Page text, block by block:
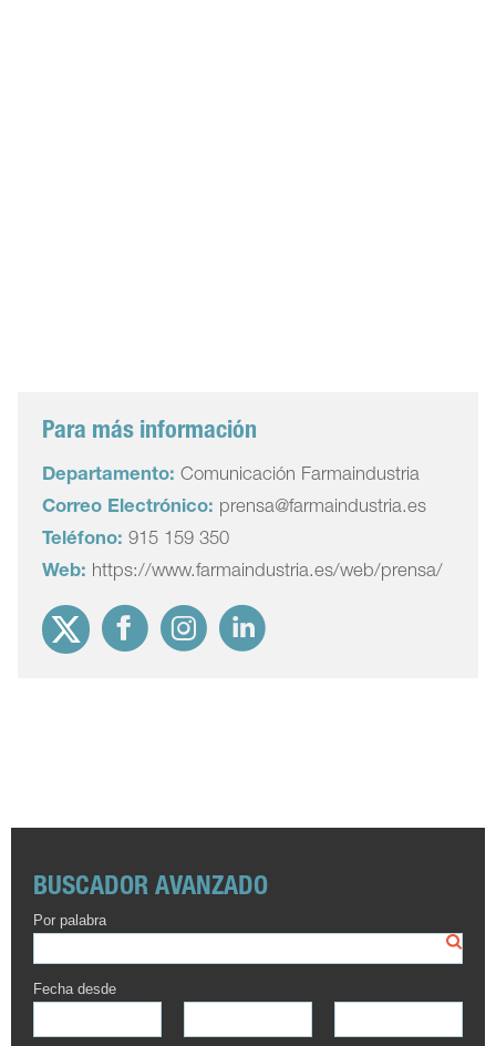
Para más información
Departamento: Comunicación Farmaindustria
Correo Electrónico: prensa@farmaindustria.es
Teléfono: 915 159 350
Web: https://www.farmaindustria.es/web/prensa/
BUSCADOR AVANZADO
Por palabra
Fecha desde